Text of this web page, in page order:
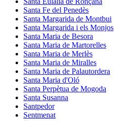
Santa Fe del Penedès
Santa Margarida de Montbui
Santa Margarida i els Monjos
Santa Maria de Besora
Santa Maria de Martorelles
Santa Maria de Merlès
Santa Maria de Miralles
Santa Maria de Palautordera
Santa Maria d'Oló
Santa Perpètua de Mogoda
Santa Susanna
Santpedor
Sentmenat